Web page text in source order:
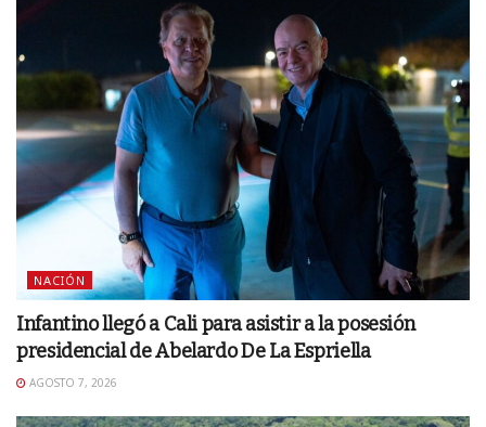
NACIÓN
Infantino llegó a Cali para asistir a la posesión
presidencial de Abelardo De La Espriella
AGOSTO 7, 2026